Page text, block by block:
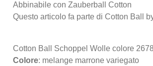
Abbinabile con Zauberball Cotton
Questo articolo fa parte di Cotton Ball
Cotton Ball Schoppel Wolle colore
Colore: melange marrone variegato